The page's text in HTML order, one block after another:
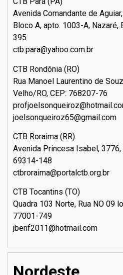
Avenida Comandante de
Bloco A, apto. 1003-A,
395
ctb.para@yahoo.com.br
CTB Rondônia (RO)
Rua Manoel Laurentino de
Velho/RO, CEP: 768207-76
joelsonqueiroz65@gmail.com
CTB Roraima (RR)
Avenida Princesa Isabel, 3776,
69314-148
ctbroraima@portalctb.org.br
CTB Tocantins (TO)
Quadra 103 Norte, Rua NO 09
77001-749
jbenf2011@hotmail.com